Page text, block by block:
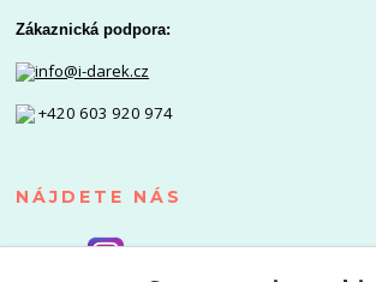
Zákaznická podpora:
info@i-darek.cz
+420 603 920 974
NÁJDETE NÁS